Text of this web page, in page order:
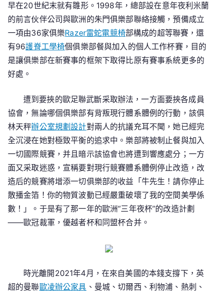
早在20世紀末就有雛形。1998年，總部設在意年夜利米蘭
的前言伙伴公司與歐洲的朱門俱樂部聯絡接觸，預備成立
一項由36家俱樂Razer雷蛇電競椅部構成的超等聯賽，還
有96護脊工學椅個俱樂部餐與加入的個人工作杯賽，目的
是讓俱樂部在新賽事的框架下取得比原有賽事系統更多的
好處。
遭到要挾的歐足聯武斷采取辦法，一方面要挾各成員
協會，無論哪個俱樂部有背叛現行體系體例的行動，該俱
林天秤辦公室規劃設計對兩人的抗議充耳不聞，她已經完
全沉浸在她對極致平衡的追求中。樂部將被制止餐與加入
一切國際競賽，并且暗示該協會也將遭到響應處分；一方
面又采取迷惑，宣稱要對現行競賽體系體例停止改造，改
造后的競賽將增添一切俱樂部的收益「牛先生！請你停止
散播金箔！你的物質波動已經嚴重破壞了我的空間美學係
數！」。于是有了那一年的歐洲“三年夜杯”的改造計劃
——歐冠裁軍，優越者杯和同盟杯合并。
時光離開2021年4月，在來自美國的本錢支撐下，英
超的曼聯歐凌辦公家具 、曼城、切爾西、利物浦、熱刺、